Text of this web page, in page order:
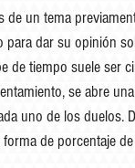
de un tema
para dar su opinión
de tiempo suele ser
se abre
uno de los duelos.
de porcentaje